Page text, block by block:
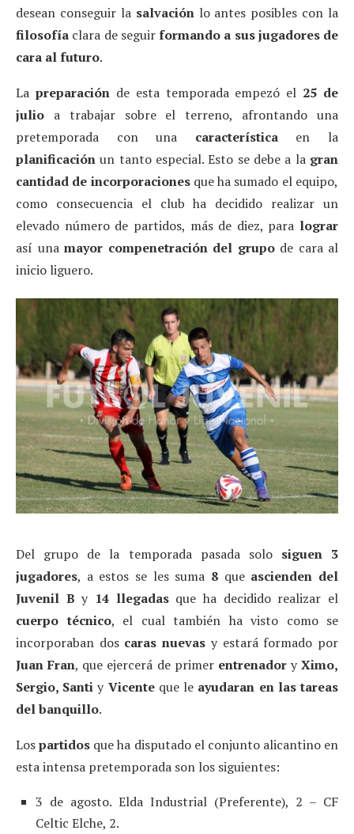
desean conseguir la salvaciónlo antes posibles con la
filosofía clara de seguirformando a sus jugadores de
cara al futuro.
La preparaciónde esta temporada empezó el 25 de
julio a trabajar sobre el terreno, afrontando una
pretemporada con una característica en la
planificación un tanto especial. Esto se debe a la gran
cantidad de incorporacionesque ha sumado el equipo,
como consecuencia el club ha decidido realizar un
elevado número de partidos, más de diez, para lograr
así una mayor compenetración del grupode cara al
inicio liguero.
Del grupo de la temporada pasada solo siguen 3
jugadores, a estos se les suma 8 que ascienden del
Juvenil By 14 llegadasque ha decidido realizar el
cuerpo técnico, el cual también ha visto como se
incorporaban dos caras nuevas y estará formado por
Juan Fran, que ejercerá de primer entrenadoryXimo,
Sergio, Santiy Vicente que le ayudaran en las tareas
del banquillo.
Lospartidos que ha disputado el conjunto alicantino en
esta intensa pretemporada son los siguientes:
3 de agosto. Elda Industrial (Preferente), 2 – CF
Celtic Elche, 2.